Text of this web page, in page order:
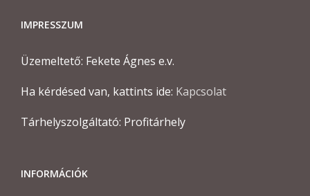
IMPRESSZUM
Üzemeltető: Fekete Ágnes e.v.
Ha kérdésed van, kattints ide: Kapcsolat
Tárhelyszolgáltató: Profitárhely
INFORMÁCIÓK